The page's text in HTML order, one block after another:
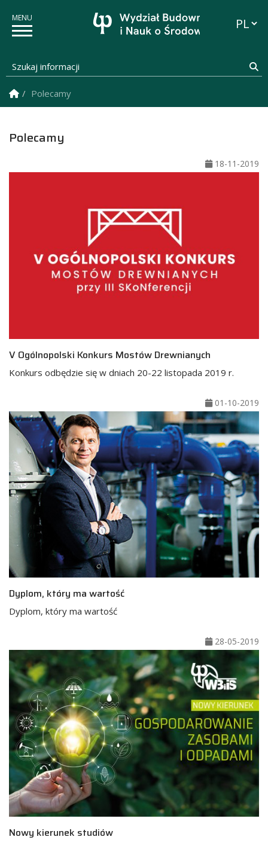
Szukaj informacji
Strona Główna
Polecamy
Polecamy
18-11-2019
V Ogólnopolski Konkurs Mostów Drewnianych
Konkurs odbędzie się w dniach 20-22 listopada 2019 r.
01-10-2019
Dyplom, który ma wartość
Dyplom, który ma wartość
28-05-2019
Nowy kierunek studiów